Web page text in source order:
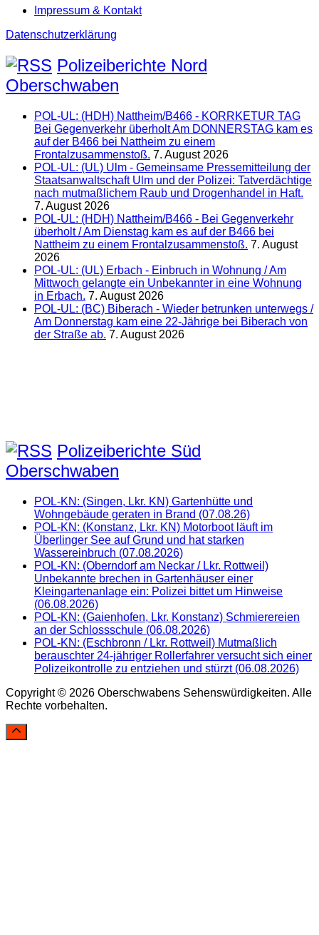
Impressum & Kontakt
Datenschutzerklärung
Polizeiberichte Nord
Oberschwaben
POL-UL: (HDH) Nattheim/B466 - KORRKETUR TAG
Bei Gegenverkehr überholt Am DONNERSTAG kam es
auf der B466 bei Nattheim zu einem
Frontalzusammenstoß. 7. August 2026
POL-UL: (UL) Ulm - Gemeinsame Pressemitteilung der
Staatsanwaltschaft Ulm und der Polizei: Tatverdächtige
nach mutmaßlichem Raub und Drogenhandel in Haft.
7. August 2026
POL-UL: (HDH) Nattheim/B466 - Bei Gegenverkehr
überholt / Am Dienstag kam es auf der B466 bei
Nattheim zu einem Frontalzusammenstoß. 7. August
2026
POL-UL: (UL) Erbach - Einbruch in Wohnung / Am
Mittwoch gelangte ein Unbekannter in eine Wohnung
in Erbach. 7. August 2026
POL-UL: (BC) Biberach - Wieder betrunken unterwegs /
Am Donnerstag kam eine 22-Jährige bei Biberach von
der Straße ab. 7. August 2026
Polizeiberichte Süd
Oberschwaben
POL-KN: (Singen, Lkr. KN) Gartenhütte und
Wohngebäude geraten in Brand (07.08.26)
POL-KN: (Konstanz, Lkr. KN) Motorboot läuft im
Überlinger See auf Grund und hat starken
Wassereinbruch (07.08.2026)
POL-KN: (Oberndorf am Neckar / Lkr. Rottweil)
Unbekannte brechen in Gartenhäuser einer
Kleingartenanlage ein: Polizei bittet um Hinweise
(06.08.2026)
POL-KN: (Gaienhofen, Lkr. Konstanz) Schmierereien
an der Schlossschule (06.08.2026)
POL-KN: (Eschbronn / Lkr. Rottweil) Mutmaßlich
berauschter 24-jähriger Rollerfahrer versucht sich einer
Polizeikontrolle zu entziehen und stürzt (06.08.2026)
Copyright © 2026 Oberschwabens Sehenswürdigkeiten. Alle
Rechte vorbehalten.